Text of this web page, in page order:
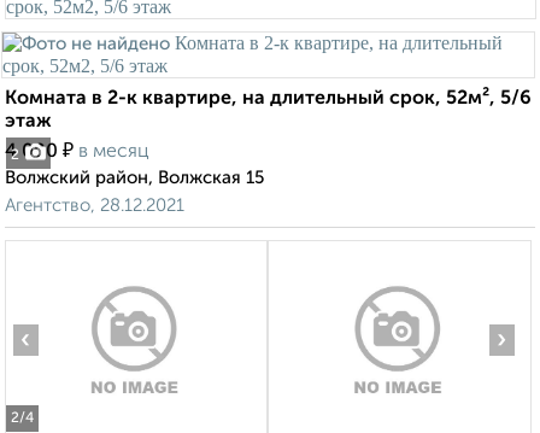
2
Комната в 2-к квартире, на длительный срок, 52м², 5/6
этаж
4 000 ₽ в месяц
Волжский район, Волжская 15
Агентство, 28.12.2021
2/4
‹ ›